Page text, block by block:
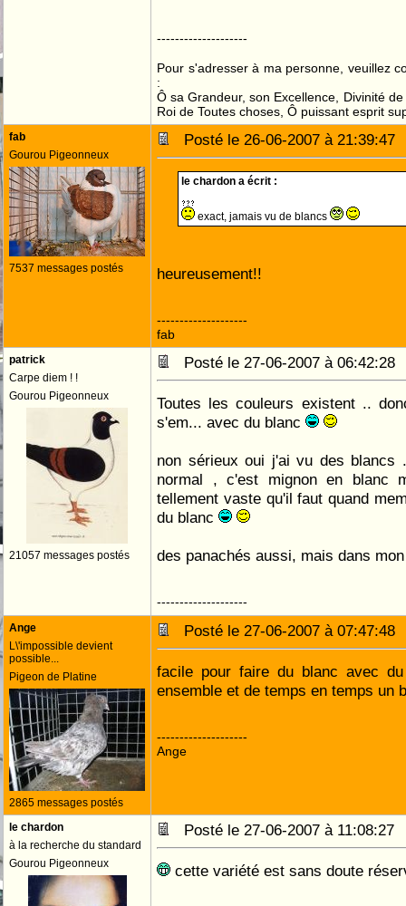
--------------------
Pour s'adresser à ma personne, veuillez
:
Ô sa Grandeur, son Excellence, Divinité
Roi de Toutes choses, Ô puissant esprit
fab
Gourou Pigeonneux
7537 messages postés
Posté le 26-06-2007 à
le chardon a écrit :
exact, jamais vu de blancs
heureusement!!
--------------------
fab
patrick
Carpe diem ! !
Gourou Pigeonneux
21057 messages postés
Posté le 27-06-2007 à
Toutes les couleurs existent ..
s'em... avec du blanc
non sérieux oui j'ai vu des
normal , c'est mignon en blanc
tellement vaste qu'il faut quand
du blanc
des panachés aussi, mais dans
--------------------
Ange
L\'impossible devient
possible...
Pigeon de Platine
2865 messages postés
Posté le 27-06-2007 à
facile pour faire du blanc avec
ensemble et de temps en temps un
--------------------
Ange
le chardon
à la recherche du standard
Gourou Pigeonneux
Posté le 27-06-2007 à
cette variété est sans doute